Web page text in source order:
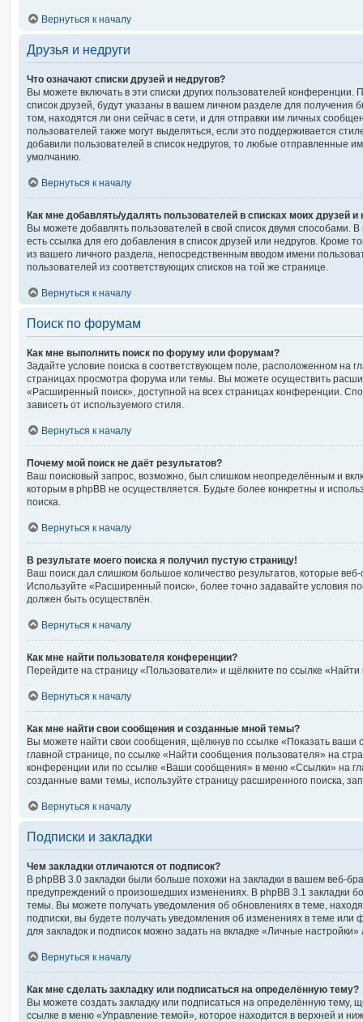
Вернуться к началу
Друзья и недруги
Что означают списки друзей и недругов?
Вы можете включать в эти списки других пользователей конференции.
список друзей, будут указаны в вашем личном разделе для получения
том, находятся ли они сейчас в сети, и для отправки им личных
пользователей также могут выделяться, если это поддерживается
добавили пользователей в список недругов, то любые отправленные
умолчанию.
Вернуться к началу
Как мне добавлять/удалять пользователей в списках моих друзей и
Вы можете добавлять пользователей в свой список двумя способами.
есть ссылка для его добавления в список друзей или недругов. Кроме
из вашего личного раздела, непосредственным вводом имени
пользователей из соответствующих списков на той же странице.
Вернуться к началу
Поиск по форумам
Как мне выполнить поиск по форуму или форумам?
Задайте условие поиска в соответствующем поле, расположенном на
страницах просмотра форума или темы. Вы можете осуществить
«Расширенный поиск», доступной на всех страницах конференции.
зависеть от используемого стиля.
Вернуться к началу
Почему мой поиск не даёт результатов?
Ваш поисковый запрос, возможно, был слишком неопределённым и
которым в phpBB не осуществляется. Будьте более конкретны и
поиска.
Вернуться к началу
В результате моего поиска я получил пустую страницу!
Ваш поиск дал слишком большое количество результатов, которые
Используйте «Расширенный поиск», более точно задавайте условия
должен быть осуществлён.
Вернуться к началу
Как мне найти пользователя конференции?
Перейдите на страницу «Пользователи» и щёлкните по ссылке «Найти
Вернуться к началу
Как мне найти свои сообщения и созданные мной темы?
Вы можете найти свои сообщения, щёлкнув по ссылке «Показать ваши
главной странице, по ссылке «Найти сообщения пользователя» на
конференции или по ссылке «Ваши сообщения» в меню «Ссылки» на
созданные вами темы, используйте страницу расширенного поиска,
Вернуться к началу
Подписки и закладки
Чем закладки отличаются от подписок?
В phpBB 3.0 закладки были больше похожи на закладки в вашем веб-
предупреждений о произошедших изменениях. В phpBB 3.1 закладки
темы. Вы можете получать уведомления об обновлениях в теме,
подписки, вы будете получать уведомления об изменениях в теме или
для закладок и подписок можно задать на вкладке «Личные настройки»
Вернуться к началу
Как мне сделать закладку или подписаться на определённую тему?
Вы можете создать закладку или подписаться на определённую тему,
ссылке в меню «Управление темой», которое находится в верхней и